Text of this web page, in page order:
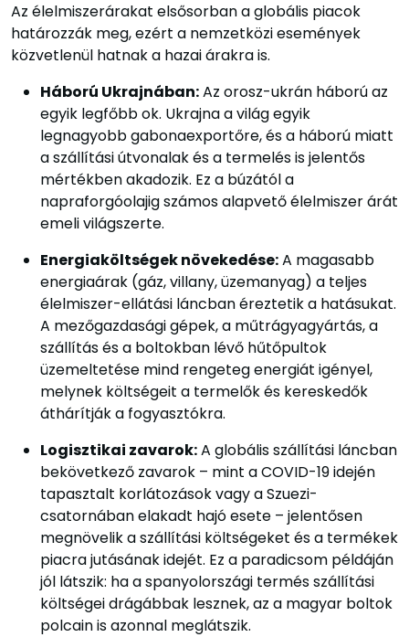
Az élelmiszerárakat elsősorban a globális piacok
határozzák meg, ezért a nemzetközi események
közvetlenül hatnak a hazai árakra is.
Háború Ukrajnában:Az orosz-ukrán háború az
egyik legfőbb ok. Ukrajna a világ egyik
legnagyobb gabonaexportőre, és a háború miatt
a szállítási útvonalak és a termelés is jelentős
mértékben akadozik. Ez a búzától a
napraforgóolajig számos alapvető élelmiszer árát
emeli világszerte.
Energiaköltségek növekedése:A magasabb
energiaárak (gáz, villany, üzemanyag) a teljes
élelmiszer-ellátási láncban éreztetik a hatásukat.
A mezőgazdasági gépek, a műtrágyagyártás, a
szállítás és a boltokban lévő hűtőpultok
üzemeltetése mind rengeteg energiát igényel,
melynek költségeit a termelők és kereskedők
áthárítják a fogyasztókra.
Logisztikai zavarok:A globális szállítási láncban
bekövetkező zavarok – mint a COVID-19 idején
tapasztalt korlátozások vagy a Szuezi-
csatornában elakadt hajó esete – jelentősen
megnövelik a szállítási költségeket és a termékek
piacra jutásának idejét. Ez a paradicsom példáján
jól látszik: ha a spanyolországi termés szállítási
költségei drágábbak lesznek, az a magyar boltok
polcain is azonnal meglátszik.